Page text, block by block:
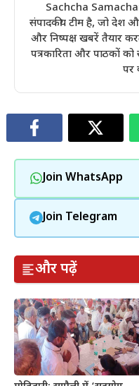
Sachcha
संपादकीय टीम है, जो देश
और निष्पक्ष खबरें तैयार
पत्रकारिता और पाठकों
पर
Join WhatsApp
Join Telegram
और पढ़ें